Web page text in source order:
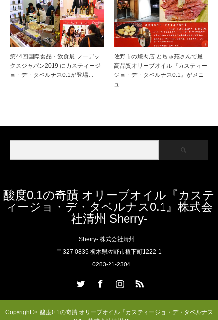
第44回国際食品・飲食展 フーデッ
クスジャパン2019 にカスティージ
ョ・デ・タベルナス0.1が登場…
佐野市の焼肉店 とちゅ苑さんで最
高品質オリーブオイル『カスティー
ジョ・デ・タベルナス0.1』がメニ
ュ…
酸度0.1の奇蹟 オリーブオイル『カステ
ィージョ・デ・タベルナス0.1』株式会
社清州 Sherry-
Sherry- 株式会社清州
〒327-0835 栃木県佐野市植下町1222-1
0283-21-2304
Copyright © 酸度0.1の奇蹟 オリーブオイル『カスティージョ・デ・タベルナス